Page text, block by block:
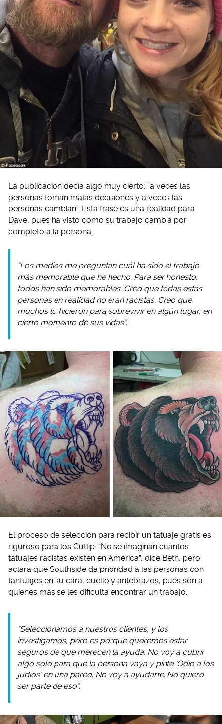
La publicación decía algo muy cierto: “a veces las
personas toman malas decisiones y a veces las
personas cambian”. Esta frase es una realidad para
Dave, pues ha visto como su trabajo cambia por
completo a la persona.
“Los medios me preguntan cuál ha sido el trabajo
más memorable que he hecho. Para ser honesto,
todos han sido memorables. Creo que todas estas
personas en realidad no eran racistas. Creo que
muchos lo hicieron para sobrevivir en algún lugar, en
cierto momento de sus vidas”.
El proceso de selección para recibir un tatuaje gratis es
riguroso para los Cutlip. “No se imaginan cuantos
tatuajes racistas existen en América”, dice Beth, pero
aclara que Southside da prioridad a las personas con
tantuajes en su cara, cuello y antebrazos, pues son a
quienes más se les dificulta encontrar un trabajo.
“Seleccionamos a nuestros clientes, y los
investigamos, pero es porque queremos estar
seguros de que merecen la ayuda. No voy a cubrir
algo sólo para que la persona vaya y pinte ‘Odio a los
judíos’ en una pared. No voy a ayudarte. No quiero
ser parte de eso”.